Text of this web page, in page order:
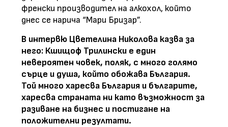
френски производител на алкохол, който
днес се нарича “Мари Бризар”.
В интервю Цветелина Николова казва за
него: Кшищоф Трилински е един
невероятен човек, поляк, с много голямо
сърце и душа, който обожава България.
Той много харесва България и българите,
харесва страната ни като възможност за
разиване на бизнес и постигане на
положителни резултати.